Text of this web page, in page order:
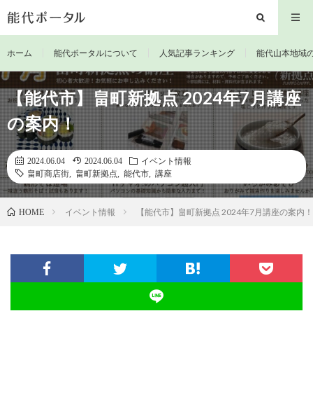
ホーム 能代ポータルについて 人気記事ランキング 能代山本地域
【能代市】畠町新拠点 2024年7月講座
の案内！
2024.06.04 2024.06.04
イベント情報
畠町商店街
畠町新拠点 能代市 講座
HOME イベント情報 【能代市】畠町新拠点 2024年7月講座の案内！